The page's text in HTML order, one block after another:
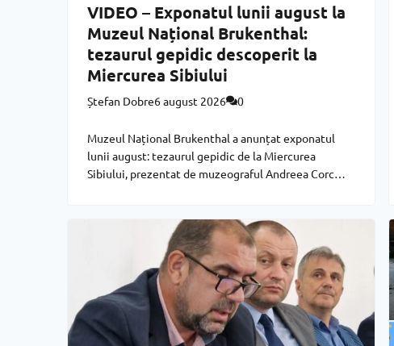
VIDEO – Exponatul lunii august la
Muzeul Național Brukenthal:
tezaurul gepidic descoperit la
Miercurea Sibiului
Ștefan Dobre6 august 2026 0
Muzeul Național Brukenthal a anunțat exponatul
lunii august: tezaurul gepidic de la Miercurea
Sibiului, prezentat de muzeograful Andreea Corca
povestească despre tezaur în interiorul